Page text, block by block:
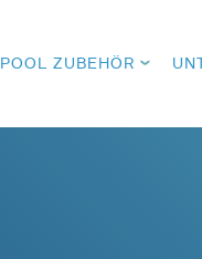
POOL ZUBEHÖR